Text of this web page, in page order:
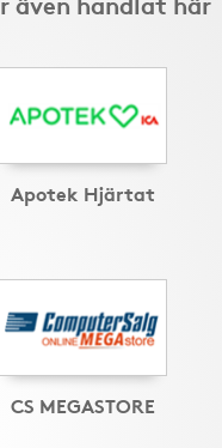
Apotek Hjärtat
CS MEGASTORE